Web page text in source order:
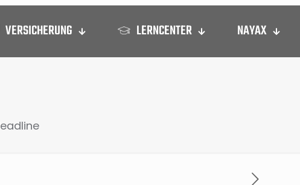
VERSICHERUNG LERNCENTER NAYAX